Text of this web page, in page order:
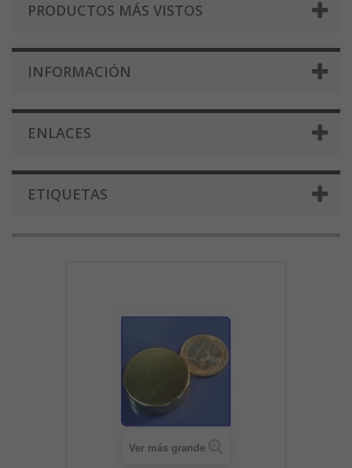
PRODUCTOS MÁS VISTOS
INFORMACIÓN
ENLACES
ETIQUETAS
Ver más grande